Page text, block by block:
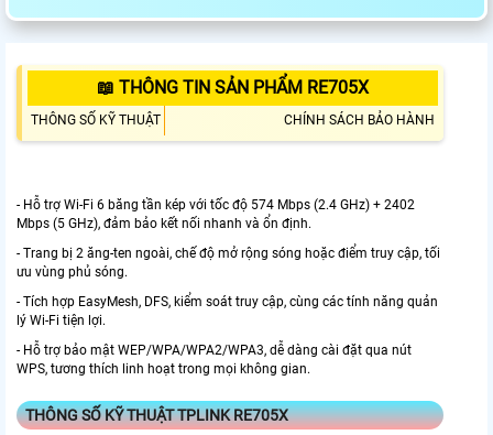
📖 THÔNG TIN SẢN PHẨM RE705X
THÔNG SỐ KỸ THUẬT CHÍNH SÁCH BẢO HÀNH
- Hỗ trợ Wi-Fi 6 băng tần kép với tốc độ 574 Mbps (2.4 GHz) + 2402
Mbps (5 GHz), đảm bảo kết nối nhanh và ổn định.
- Trang bị 2 ăng-ten ngoài, chế độ mở rộng sóng hoặc điểm truy cập, tối
ưu vùng phủ sóng.
- Tích hợp EasyMesh, DFS, kiểm soát truy cập, cùng các tính năng quản
lý Wi-Fi tiện lợi.
- Hỗ trợ bảo mật WEP/WPA/WPA2/WPA3, dễ dàng cài đặt qua nút
WPS, tương thích linh hoạt trong mọi không gian.
THÔNG SỐ KỸ THUẬT TPLINK RE705X